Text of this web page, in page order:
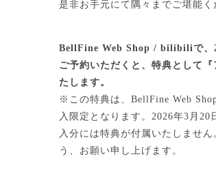
是非お手元にて隅々までご堪能く
BellFine Web Shop / bilibiliで、
ご予約いただくと、特典として
たします。
※この特典は、BellFine Web
入限定となります。2026年3月
入分には特典が付属いたしませ
う、お願い申し上げます。